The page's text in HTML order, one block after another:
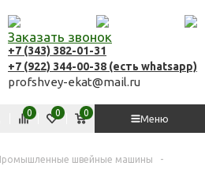
Заказать звонок
+7 (343) 382-01-31
+7 (922) 344-00-38 (есть whatsapp)
profshvey-ekat@mail.ru
Меню
сайту
Сравнить
0 Избранное
0 Корзина
0
швейные машины
-